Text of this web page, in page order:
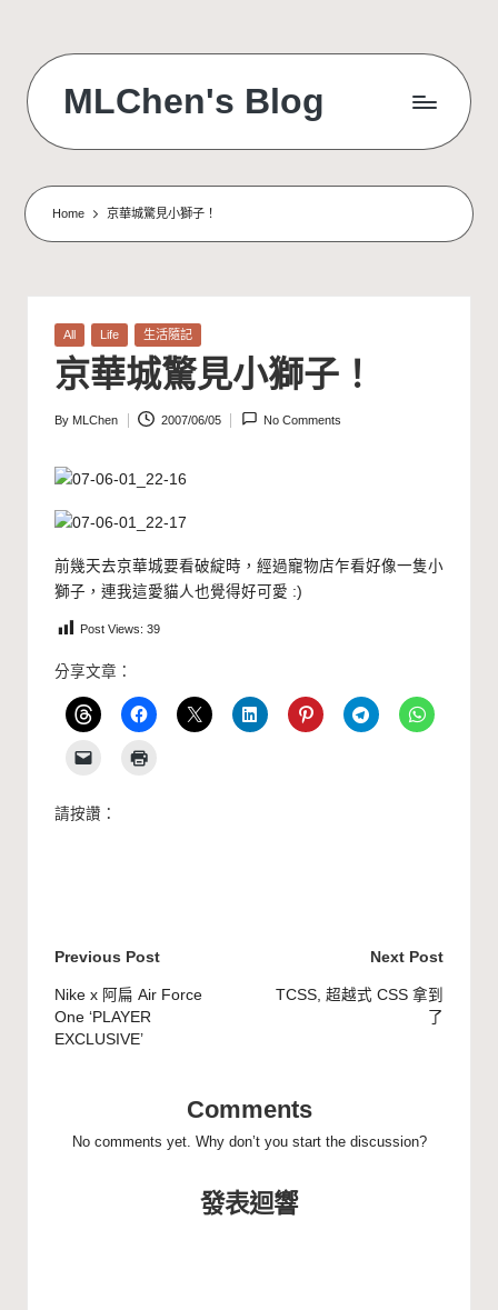
content
MLChen's Blog
Home 京華城驚見小獅子！
Posted
All Life 生活隨記
京華城驚見小獅子！
Posted
By MLChen 2007/06/05 No Comments
前幾天去京華城要看破綻 時，經過寵物店乍看好像一隻小
獅子，連我這愛貓人也覺得好可愛 :)
Post Views: 39
分享文章：
請按讚：
Post
navigation
Previous Post
Nike x 阿扁 Air Force
One ‘PLAYER
EXCLUSIVE’
Next Post
TCSS, 超越式 CSS 拿到
了
Comments
No comments yet. Why don’t you start the discussion?
發表迴響